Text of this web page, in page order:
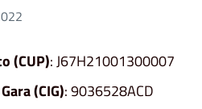
(CUP): J67H21001300007
(CIG): 9036528ACD